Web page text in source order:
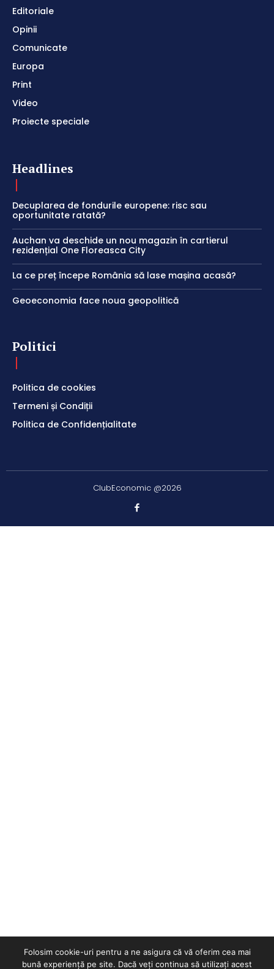
Editoriale
Opinii
Comunicate
Europa
Print
Video
Proiecte speciale
Headlines
Decuplarea de fondurile europene: risc sau
oportunitate ratată?
Auchan va deschide un nou magazin în cartierul
rezidențial One Floreasca City
La ce preț începe România să lase mașina acasă?
Geoeconomia face noua geopolitică
Politici
Politica de cookies
Termeni și Condiții
Politica de Confidențialitate
ClubEconomic @2026
Folosim cookie-uri pentru a ne asigura că vă oferim cea mai
bună experiență pe site. Dacă veți continua să utilizați acest